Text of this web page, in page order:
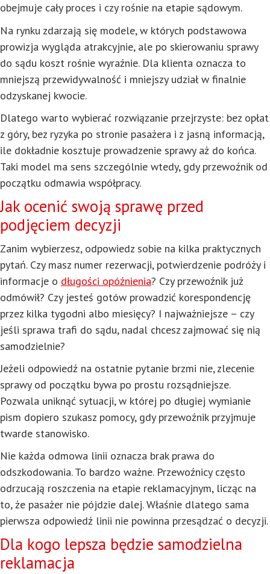
obejmuje cały proces i czy rośnie na etapie sądowym.
Na rynku zdarzają się modele, w których podstawowa
prowizja wygląda atrakcyjnie, ale po skierowaniu sprawy
do sądu koszt rośnie wyraźnie. Dla klienta oznacza to
mniejszą przewidywalność i mniejszy udział w finalnie
odzyskanej kwocie.
Dlatego warto wybierać rozwiązanie przejrzyste: bez opłat
z góry, bez ryzyka po stronie pasażera i z jasną informacją,
ile dokładnie kosztuje prowadzenie sprawy aż do końca.
Taki model ma sens szczególnie wtedy, gdy przewoźnik od
początku odmawia współpracy.
Jak ocenić swoją sprawę przed
podjęciem decyzji
Zanim wybierzesz, odpowiedz sobie na kilka praktycznych
pytań. Czy masz numer rezerwacji, potwierdzenie podróży i
informacje o długości opóźnienia? Czy przewoźnik już
odmówił? Czy jesteś gotów prowadzić korespondencję
przez kilka tygodni albo miesięcy? I najważniejsze – czy
jeśli sprawa trafi do sądu, nadal chcesz zajmować się nią
samodzielnie?
Jeżeli odpowiedź na ostatnie pytanie brzmi nie, zlecenie
sprawy od początku bywa po prostu rozsądniejsze.
Pozwala uniknąć sytuacji, w której po długiej wymianie
pism dopiero szukasz pomocy, gdy przewoźnik przyjmuje
twarde stanowisko.
Nie każda odmowa linii oznacza brak prawa do
odszkodowania. To bardzo ważne. Przewoźnicy często
odrzucają roszczenia na etapie reklamacyjnym, licząc na
to, że pasażer nie pójdzie dalej. Właśnie dlatego sama
pierwsza odpowiedź linii nie powinna przesądzać o decyzji.
Dla kogo lepsza będzie samodzielna
reklamacja